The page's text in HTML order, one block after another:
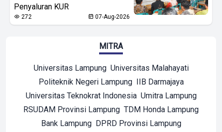
Penyaluran KUR
272 07-Aug-2026
MITRA
Universitas Lampung Universitas Malahayati
Politeknik Negeri Lampung IIB Darmajaya
Universitas Teknokrat Indonesia Umitra Lampung
RSUDAM Provinsi Lampung TDM Honda Lampung
Bank Lampung DPRD Provinsi Lampung